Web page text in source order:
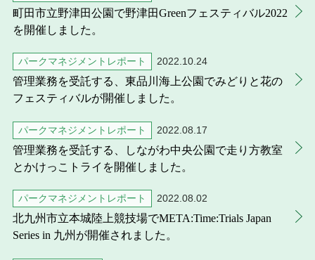
文字の見えづらさや操作にお困りの方へ
町田市立野津田公園で野津田Greenフェスティバル2022
を開催しました。
2022.10.24
パークマネジメントレポート
管理業務を受託する、東品川海上公園でみどりと花の
フェスティバルが開催しました。
2022.08.17
パークマネジメントレポート
管理業務を受託する、しながわ中央公園で走り方教室
とかけっこトライを開催しました。
2022.08.02
パークマネジメントレポート
北九州市立本城陸上競技場でMETA:Time:Trials Japan
Series in 九州が開催されました。